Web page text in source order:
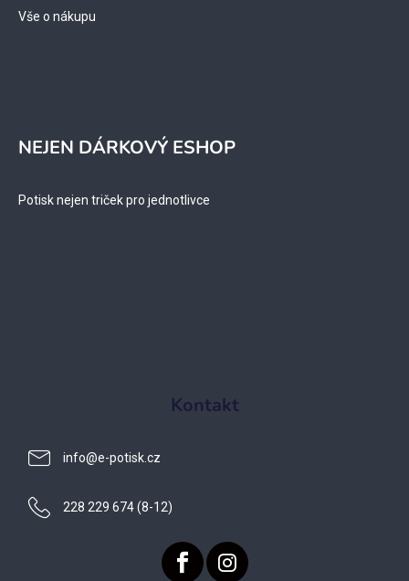
Vše o nákupu
NEJEN DÁRKOVÝ ESHOP
Potisk nejen triček pro jednotlivce
Kontakt
info@e-potisk.cz
228 229 674 (8-12)